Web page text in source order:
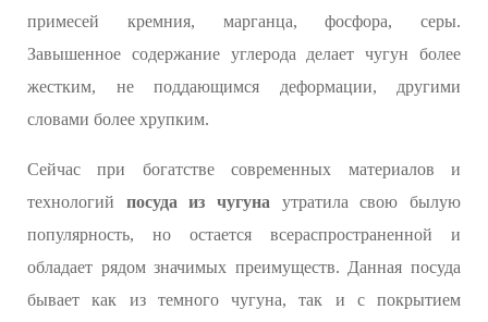
примесей кремния, марганца, фосфора, серы.
Завышенное содержание углерода делает чугун более
жестким, не поддающимся деформации, другими
словами более хрупким.
Сейчас при богатстве современных материалов и
технологий посуда из чугуна утратила свою былую
популярность, но остается всераспространенной и
обладает рядом значимых преимуществ. Данная посуда
бывает как из темного чугуна, так и с покрытием